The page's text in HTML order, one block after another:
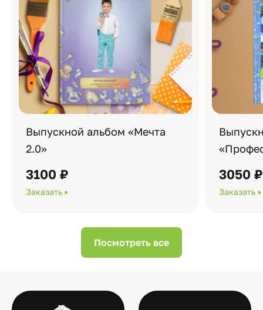
Выпускной альбом «Мечта
2.0»
3100 ₽
Заказать
3050 ₽
Заказать
Посмотреть все